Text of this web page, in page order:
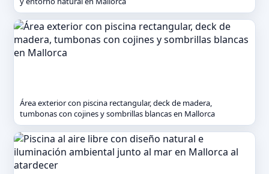
Área exterior con piscina rectangular, deck de madera,
tumbonas con cojines y sombrillas blancas en Mallorca